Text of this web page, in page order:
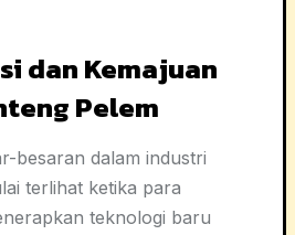
dan Kemajuan
Pelem
besaran dalam industri
terlihat ketika para
teknologi baru